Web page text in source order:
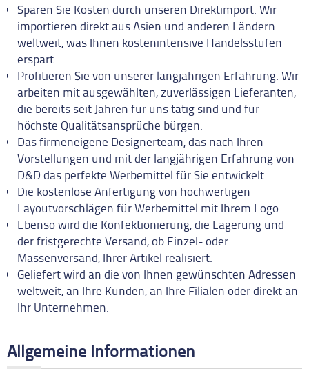
Sparen Sie Kosten durch unseren Direktimport. Wir
importieren direkt aus Asien und anderen Ländern
weltweit, was Ihnen kostenintensive Handelsstufen
erspart.
Profitieren Sie von unserer langjährigen Erfahrung. Wir
arbeiten mit ausgewählten, zuverlässigen Lieferanten,
die bereits seit Jahren für uns tätig sind und für
höchste Qualitätsansprüche bürgen.
Das firmeneigene Designerteam, das nach Ihren
Vorstellungen und mit der langjährigen Erfahrung von
D&D das perfekte Werbemittel für Sie entwickelt.
Die kostenlose Anfertigung von hochwertigen
Layoutvorschlägen für Werbemittel mit Ihrem Logo.
Ebenso wird die Konfektionierung, die Lagerung und
der fristgerechte Versand, ob Einzel- oder
Massenversand, Ihrer Artikel realisiert.
Geliefert wird an die von Ihnen gewünschten Adressen
weltweit, an Ihre Kunden, an Ihre Filialen oder direkt an
Ihr Unternehmen.
Allgemeine Informationen